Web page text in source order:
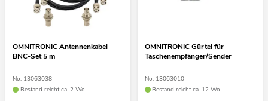
OMNITRONIC Antennenkabel
BNC-Set 5 m
No. 13063038
Bestand reicht ca. 2 Wo.
OMNITRONIC Gürtel für
Taschenempfänger/Sender
No. 13063010
Bestand reicht ca. 12 Wo.